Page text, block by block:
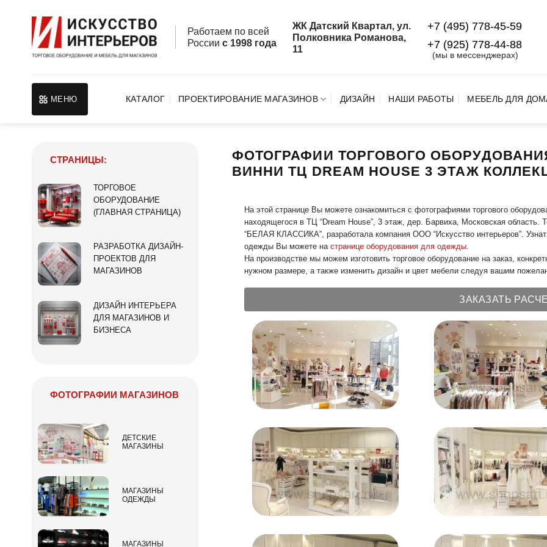
Работаем по всей
России с 1998 года
ЖК Датский Квартал, ул.
Полковника Романова,
11
+7 (495) 778-45-59
+7 (925) 778‑44‑88
(мы в мессенджерах)
МЕНЮ КАТАЛОГ ПРОЕКТИРОВАНИЕ МАГАЗИНОВ ДИЗАЙН НАШИ РАБОТЫ МЕБЕЛЬ ДЛЯ
ФОТОГРАФИИ ТОРГОВОГО
ВИННИ ТЦ DREAM HOUSE 3 ЭТАЖ
На этой странице Вы можете ознакомиться с фотографиями торгового
находящегося в ТЦ “Dream House”, 3 этаж, дер. Барвиха, Московская область.
“БЕЛАЯ КЛАССИКА”, разработала компания ООО “Искусство интерьеров”.
одежды Вы можете на странице оборудования для одежды.
На производстве мы можем изготовить торговое оборудование на заказ,
нужном размере, а также изменить дизайн и цвет мебели следуя вашим
ЗАКАЗАТЬ
СТРАНИЦЫ:
ТОРГОВОЕ
ОБОРУДОВАНИЕ
(ГЛАВНАЯ СТРАНИЦА)
РАЗРАБОТКА ДИЗАЙН-
ПРОЕКТОВ ДЛЯ
МАГАЗИНОВ
ДИЗАЙН ИНТЕРЬЕРА
ДЛЯ МАГАЗИНОВ И
БИЗНЕСА
ФОТОГРАФИИ МАГАЗИНОВ
ДЕТСКИЕ
МАГАЗИНЫ
МАГАЗИНЫ
ОДЕЖДЫ
МАГАЗИНЫ